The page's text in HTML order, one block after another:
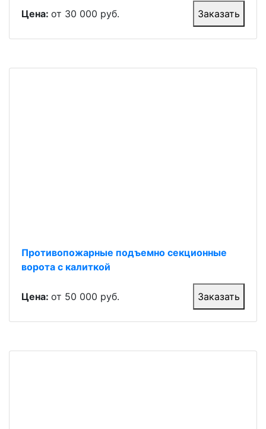
Цена: от 30 000 руб. Заказать
Противопожарные подъемно секционные
ворота с калиткой
Цена: от 50 000 руб. Заказать